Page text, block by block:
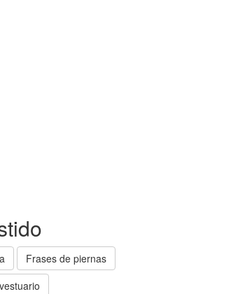
Frases de piernas